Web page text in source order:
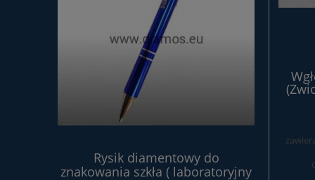
Rysik diamentowy do
znakowania szkła ( laboratoryjny